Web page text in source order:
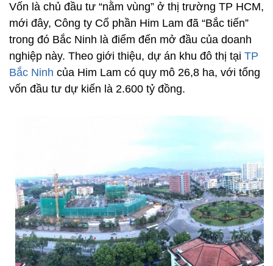
Vốn là chủ đầu tư “nằm vùng” ở thị trường TP HCM,
mới đây, Công ty Cổ phần Him Lam đã “Bắc tiến”
trong đó Bắc Ninh là điểm đến mở đầu của doanh
nghiệp này. Theo giới thiệu, dự án khu đô thị tại TP
Bắc Ninh của Him Lam có quy mô 26,8 ha, với tổng
vốn đầu tư dự kiến là 2.600 tỷ đồng.